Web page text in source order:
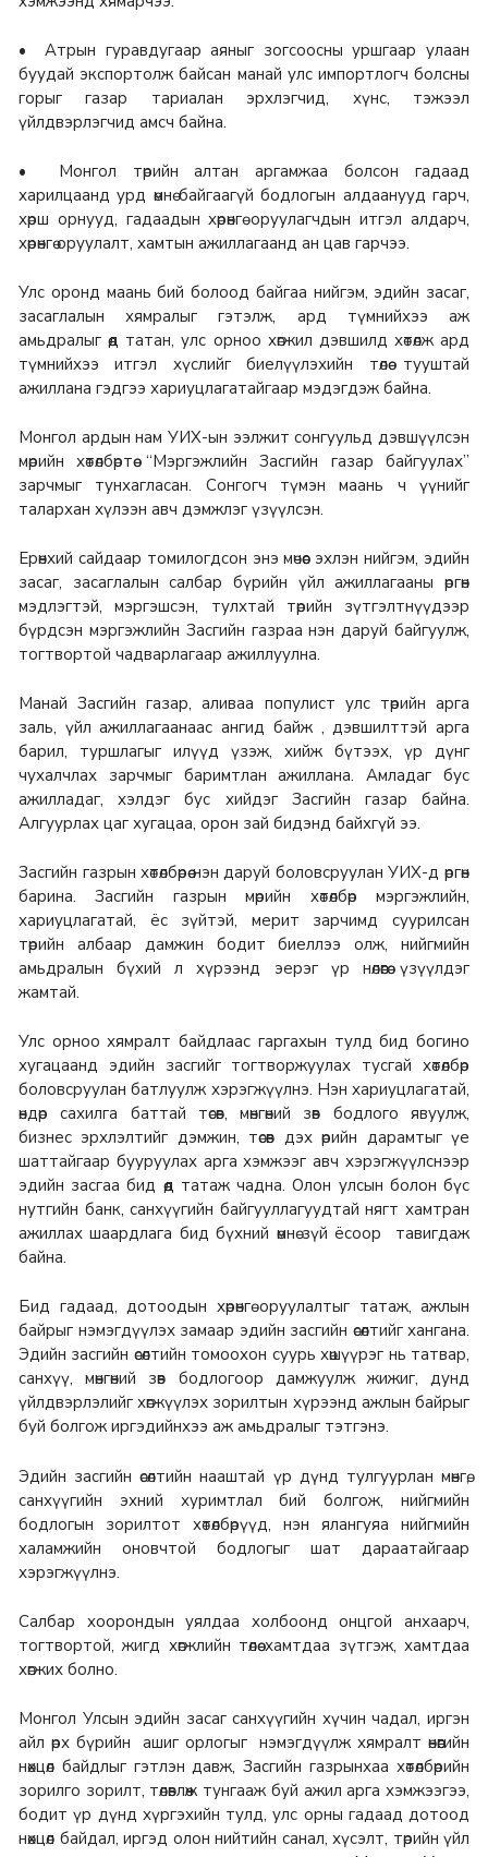
• Атрын гуравдугаар аяныг зогсоосны уршгаар улаан
буудай экспортолж байсан манай улс импортлогч болсны
горыг газар тариалан эрхлэгчид, хүнс, тэжээл
үйлдвэрлэгчид амсч байна.
• Монгол төрийн алтан аргамжаа болсон гадаад
харилцаанд урд өмнө байгаагүй бодлогын алдаанууд гарч,
хөрш орнууд, гадаадын хөрөнгө оруулагчдын итгэл алдарч,
хөрөнгө оруулалт, хамтын ажиллагаанд ан цав гарчээ.
Улс оронд маань бий болоод байгаа нийгэм, эдийн засаг,
засаглалын хямралыг гэтэлж, ард түмнийхээ аж
амьдралыг өөд татан, улс орноо хөгжил дэвшилд хөтөлж ард
түмнийхээ итгэл хүслийг биелүүлэхийн төлөө тууштай
ажиллана гэдгээ хариуцлагатайгаар мэдэгдэж байна.
Монгол ардын нам УИХ-ын ээлжит сонгуульд дэвшүүлсэн
мөрийн хөтөлбөртөө “Мэргэжлийн Засгийн газар байгуулах”
зарчмыг тунхагласан. Сонгогч түмэн маань ч үүнийг
талархан хүлээн авч дэмжлэг үзүүлсэн.
Ерөнхий сайдаар томилогдсон энэ мөчөөс эхлэн нийгэм, эдийн
засаг, засаглалын салбар бүрийн үйл ажиллагааны өргөн
мэдлэгтэй, мэргэшсэн, тулхтай төрийн зүтгэлтнүүдээр
бүрдсэн мэргэжлийн Засгийн газраа нэн даруй байгуулж,
тогтвортой чадварлагаар ажиллуулна.
Манай Засгийн газар, аливаа популист улс төрийн арга
заль, үйл ажиллагаанаас ангид байж , дэвшилттэй арга
барил, туршлагыг илүүд үзэж, хийж бүтээх, үр дүнг
чухалчлах зарчмыг баримтлан ажиллана. Амладаг бус
ажилладаг, хэлдэг бус хийдэг Засгийн газар байна.
Алгуурлах цаг хугацаа, орон зай бидэнд байхгүй ээ.
Засгийн газрын хөтөлбөрөө нэн даруй боловсруулан УИХ-д өргөн
барина. Засгийн газрын мөрийн хөтөлбөр мэргэжлийн,
хариуцлагатай, ёс зүйтэй, мерит зарчимд суурилсан
төрийн албаар дамжин бодит биеллээ олж, нийгмийн
амьдралын бүхий л хүрээнд эерэг үр нөлөөгөө үзүүлдэг
жамтай.
Улс орноо хямралт байдлаас гаргахын тулд бид богино
хугацаанд эдийн засгийг тогтворжуулах тусгай хөтөлбөр
боловсруулан батлуулж хэрэгжүүлнэ. Нэн хариуцлагатай,
өндөр сахилга баттай төсөв, мөнгөний зөв бодлого явуулж,
бизнес эрхлэлтийг дэмжин, төсөв дэх өрийн дарамтыг үе
шаттайгаар бууруулах арга хэмжээг авч хэрэгжүүлснээр
эдийн засгаа бид өөд татаж чадна. Олон улсын болон бүс
нутгийн банк, санхүүгийн байгууллагуудтай нягт хамтран
ажиллах шаардлага бид бүхний өмнө зүй ёсоор тавигдаж
байна.
Бид гадаад, дотоодын хөрөнгө оруулалтыг татаж, ажлын
байрыг нэмэгдүүлэх замаар эдийн засгийн өсөлтийг хангана.
Эдийн засгийн өсөлтийн томоохон суурь хөшүүрэг нь татвар,
санхүү, мөнгөний зөв бодлогоор дамжуулж жижиг, дунд
үйлдвэрлэлийг хөгжүүлэх зорилтын хүрээнд ажлын байрыг
буй болгож иргэдийнхээ аж амьдралыг тэтгэнэ.
Эдийн засгийн өсөлтийн нааштай үр дүнд тулгуурлан мөнгө,
санхүүгийн эхний хуримтлал бий болгож, нийгмийн
бодлогын зорилтот хөтөлбөрүүд, нэн ялангуяа нийгмийн
халамжийн оновчтой бодлогыг шат дараатайгаар
хэрэгжүүлнэ.
Салбар хоорондын уялдаа холбоонд онцгой анхаарч,
тогтвортой, жигд хөгжлийн төлөө хамтдаа зүтгэж, хамтдаа
хөгжих болно.
Монгол Улсын эдийн засаг санхүүгийн хүчин чадал, иргэн
айл өрх бүрийн ашиг орлогыг нэмэгдүүлж хямралт өнөөгийн
нөхцөл байдлыг гэтлэн давж, Засгийн газрынхаа хөтөлбөрийн
зорилго зорилт, төлөвлөж тунгааж буй ажил арга хэмжээгээ,
бодит үр дүнд хүргэхийн тулд, улс орны гадаад дотоод
нөхцөл байдал, иргэд олон нийтийн санал, хүсэлт, төрийн үйл